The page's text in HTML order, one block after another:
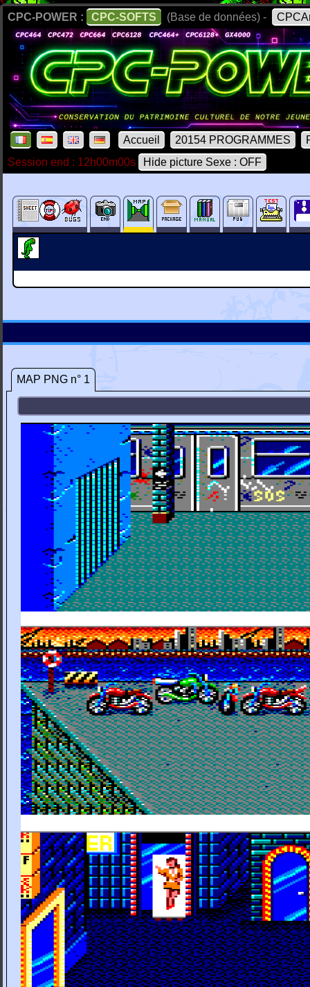
CPC-POWER : CPC-SOFTS (Base de données) -
Accueil 20154 PROGRAMMES
Session end : 12h00m00s
Hide picture Sexe : OFF
MAP PNG n° 1